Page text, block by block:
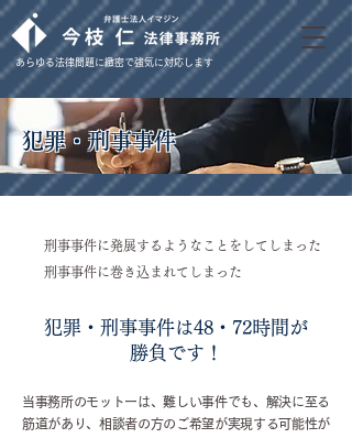
あらゆる法律問題に緻密で強気に対応します
犯罪・刑事事件
刑事事件に発展するようなことをしてしまった
刑事事件に巻き込まれてしまった
犯罪・刑事事件は48・72時間が
勝負です！
当事務所のモットーは、難しい事件でも、解決に至る
筋道があり、相談者の方のご希望が実現する可能性が